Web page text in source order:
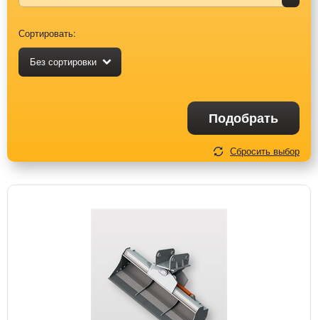
Сортировать:
Без сортировки
Подобрать
Сбросить выбор